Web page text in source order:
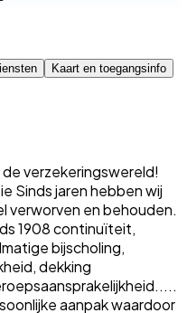
Kaart en toegangsinfo
verzekeringswereld!
Sinds jaren hebben wij
verworven en behouden.
1908 continuïteit,
bijscholing,
dekking
aanpak waardoor